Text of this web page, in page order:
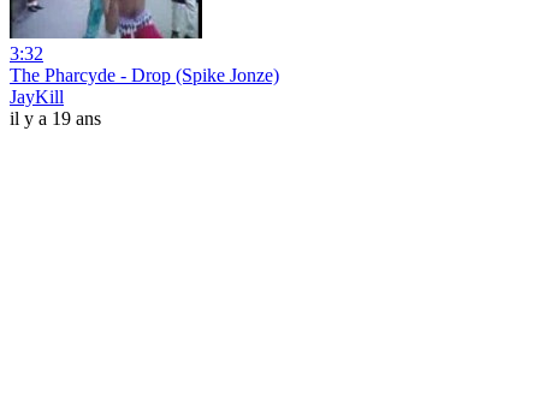
3:32
The Pharcyde - Drop (Spike Jonze)
JayKill
il y a 19 ans